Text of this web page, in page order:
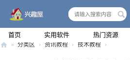
首页 实用软件 热门资源
» 分类区 › 资讯教程 › 技术教程 ›